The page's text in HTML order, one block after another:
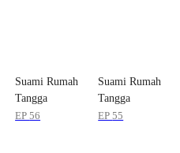
Suami Rumah
Tangga
EP56
Suami Rumah
Tangga
EP55